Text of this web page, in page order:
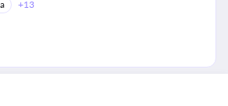
+13